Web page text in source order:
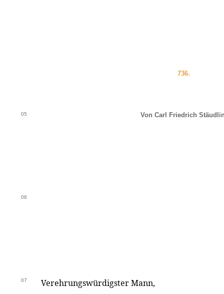
736.
05 Von Carl Friedrich
06
07 Verehrungswürdigster Mann,